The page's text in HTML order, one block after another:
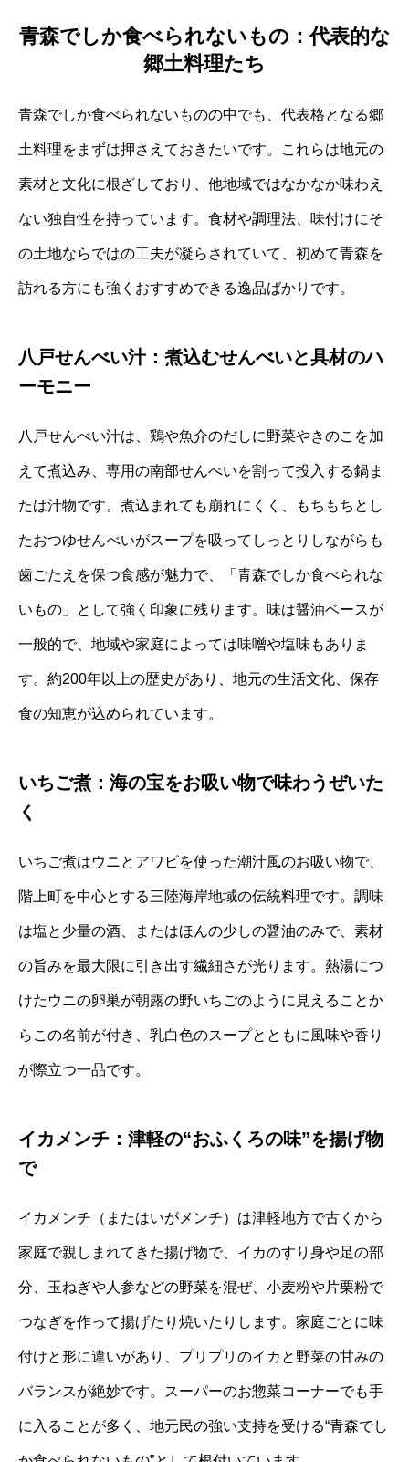
青森でしか食べられないもの：代表的な
郷土料理たち
青森でしか食べられないものの中でも、代表格となる郷
土料理をまずは押さえておきたいです。これらは地元の
素材と文化に根ざしており、他地域ではなかなか味わえ
ない独自性を持っています。食材や調理法、味付けにそ
の土地ならではの工夫が凝らされていて、初めて青森を
訪れる方にも強くおすすめできる逸品ばかりです。
八戸せんべい汁：煮込むせんべいと具材のハ
ーモニー
八戸せんべい汁は、鶏や魚介のだしに野菜やきのこを加
えて煮込み、専用の南部せんべいを割って投入する鍋ま
たは汁物です。煮込まれても崩れにくく、もちもちとし
たおつゆせんべいがスープを吸ってしっとりしながらも
歯ごたえを保つ食感が魅力で、「青森でしか食べられな
いもの」として強く印象に残ります。味は醤油ベースが
一般的で、地域や家庭によっては味噌や塩味もありま
す。約200年以上の歴史があり、地元の生活文化、保存
食の知恵が込められています。
いちご煮：海の宝をお吸い物で味わうぜいた
く
いちご煮はウニとアワビを使った潮汁風のお吸い物で、
階上町を中心とする三陸海岸地域の伝統料理です。調味
は塩と少量の酒、またはほんの少しの醤油のみで、素材
の旨みを最大限に引き出す繊細さが光ります。熱湯につ
けたウニの卵巣が朝露の野いちごのように見えることか
らこの名前が付き、乳白色のスープとともに風味や香り
が際立つ一品です。
イカメンチ：津軽の“おふくろの味”を揚げ物
で
イカメンチ（またはいがメンチ）は津軽地方で古くから
家庭で親しまれてきた揚げ物で、イカのすり身や足の部
分、玉ねぎや人参などの野菜を混ぜ、小麦粉や片栗粉で
つなぎを作って揚げたり焼いたりします。家庭ごとに味
付けと形に違いがあり、プリプリのイカと野菜の甘みの
バランスが絶妙です。スーパーのお惣菜コーナーでも手
に入ることが多く、地元民の強い支持を受ける“青森でし